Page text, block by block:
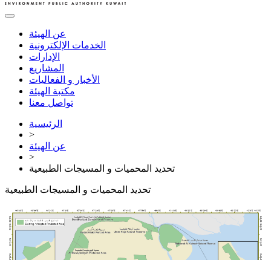
عن الهيئة
الخدمات الإلكترونية
الإدارات
المشاريع
الأخبار و الفعاليات
مكتبة الهيئة
تواصل معنا
الرئيسية
>
عن الهيئة
>
تحديد المحميات و المسيجات الطبيعية
تحديد المحميات و المسيجات الطبيعية